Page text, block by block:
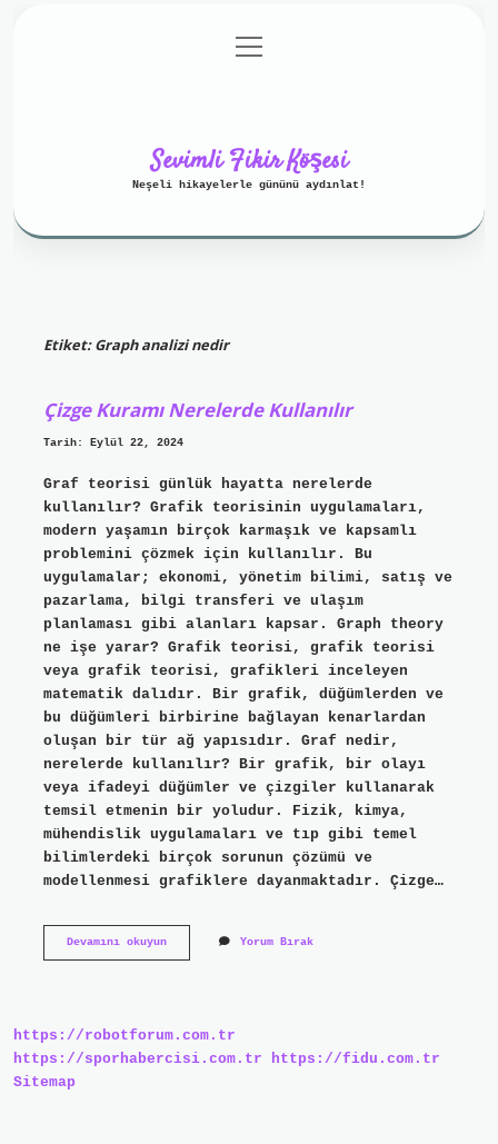
Gizlilik Politikası
menüyü
aç
Sevimli Fikir Köşesi
Neşeli hikayelerle gününü aydınlat!
Etiket:Graph analizi nedir
Çizge Kuramı Nerelerde Kullanılır
Tarih: Eylül 22, 2024
Graf teorisi günlük hayatta nerelerde
kullanılır? Grafik teorisinin uygulamaları,
modern yaşamın birçok karmaşık ve kapsamlı
problemini çözmek için kullanılır. Bu
uygulamalar; ekonomi, yönetim bilimi, satış ve
pazarlama, bilgi transferi ve ulaşım
planlaması gibi alanları kapsar. Graph theory
ne işe yarar? Grafik teorisi, grafik teorisi
veya grafik teorisi, grafikleri inceleyen
matematik dalıdır. Bir grafik, düğümlerden ve
bu düğümleri birbirine bağlayan kenarlardan
oluşan bir tür ağ yapısıdır. Graf nedir,
nerelerde kullanılır? Bir grafik, bir olayı
veya ifadeyi düğümler ve çizgiler kullanarak
temsil etmenin bir yoludur. Fizik, kimya,
mühendislik uygulamaları ve tıp gibi temel
bilimlerdeki birçok sorunun çözümü ve
modellenmesi grafiklere dayanmaktadır. Çizge…
Devamını okuyunÇizge
Yorum Bırak
https://robotforum.com.tr
https://sporhabercisi.com.tr
https://fidu.com.tr
Sitemap